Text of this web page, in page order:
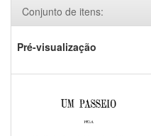
Conjunto de itens:
Pré-visualização